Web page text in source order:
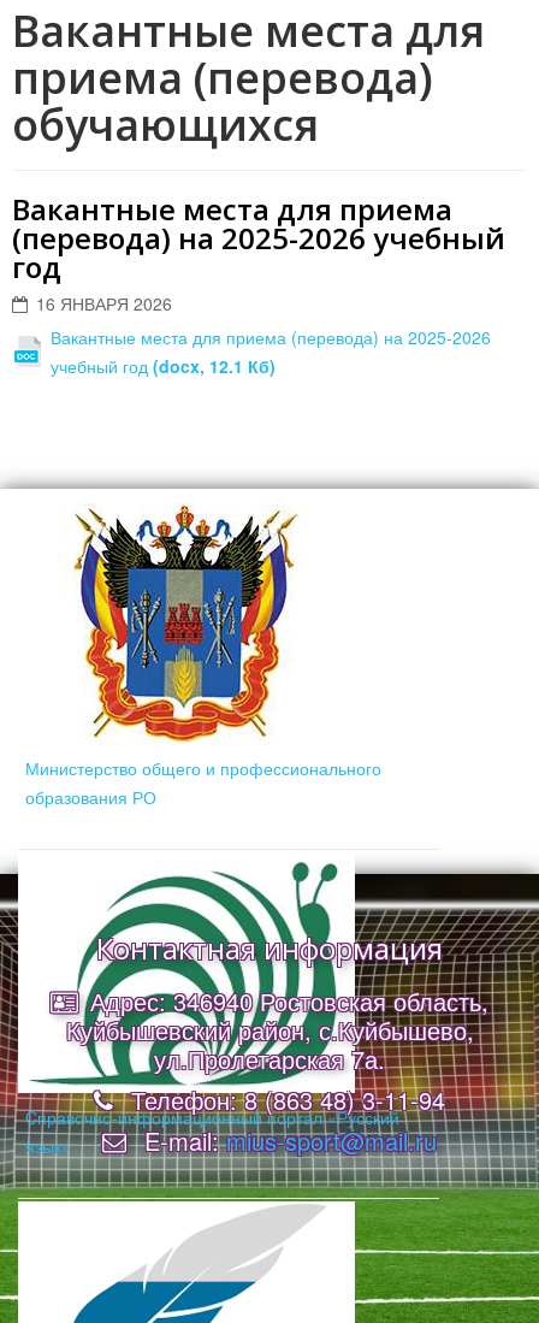
Вакантные места для
приема (перевода)
обучающихся
Вакантные места для приема
(перевода) на 2025-2026 учебный
год
16 ЯНВАРЯ 2026
Вакантные места для приема (перевода) на 2025-2026
учебный год (docx, 12.1 Кб)
Министерство общего и профессионального
образования РО
Cправочно-информационный портал «Русский
язык»
Контактная информация
Адрес: 346940 Ростовская область,
Куйбышевский район, с.Куйбышево,
ул.Пролетарская 7а.
Телефон: 8 (863 48) 3-11-94
E-mail:mius-sport@mail.ru